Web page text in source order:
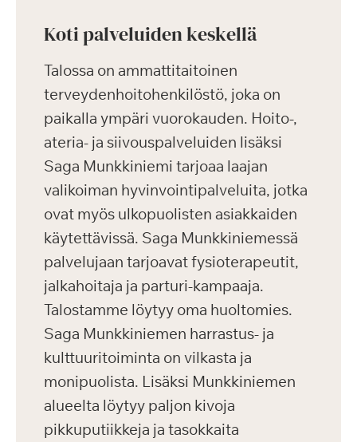
Koti palveluiden keskellä
Talossa on ammattitaitoinen
terveydenhoitohenkilöstö, joka on
paikalla ympäri vuorokauden. Hoito-,
ateria- ja siivouspalveluiden lisäksi
Saga Munkkiniemi tarjoaa laajan
valikoiman hyvinvointipalveluita, jotka
ovat myös ulkopuolisten asiakkaiden
käytettävissä. Saga Munkkiniemessä
palvelujaan tarjoavat fysioterapeutit,
jalkahoitaja ja parturi-kampaaja.
Talostamme löytyy oma huoltomies.
Saga Munkkiniemen harrastus- ja
kulttuuritoiminta on vilkasta ja
monipuolista. Lisäksi Munkkiniemen
alueelta löytyy paljon kivoja
pikkuputiikkeja ja tasokkaita